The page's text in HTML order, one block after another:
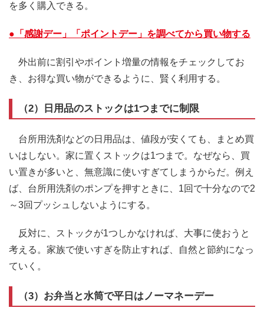
を多く購入できる。
●「感謝デー」「ポイントデー」を調べてから買い物する
外出前に割引やポイント増量の情報をチェックしてお
き、お得な買い物ができるように、賢く利用する。
（2）日用品のストックは1つまでに制限
台所用洗剤などの日用品は、値段が安くても、まとめ買
いはしない。家に置くストックは1つまで。なぜなら、買
い置きが多いと、無意識に使いすぎてしまうからだ。例え
ば、台所用洗剤のポンプを押すときに、1回で十分なので2
～3回プッシュしないようにする。
反対に、ストックが1つしかなければ、大事に使おうと
考える。家族で使いすぎを防止すれば、自然と節約になっ
ていく。
（3）お弁当と水筒で平日はノーマネーデー